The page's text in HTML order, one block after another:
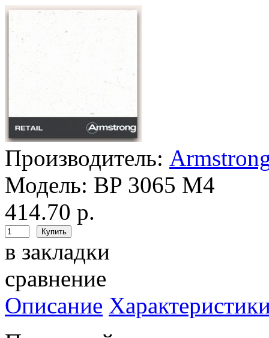
Производитель:
Модель: BP 3065 M4
414.70 р.
в закладки
сравнение
Описание